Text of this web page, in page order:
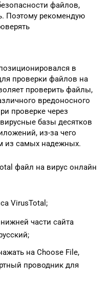
файлов,
Поэтому рекомендую
в
проверки файлов на
проверить файлы,
вредоносного
проверке через
базы десятков
из-за чего
из самых надежных.
файл на вирус онлайн
VirusTotal;
части сайта
на Choose File,
проводник для